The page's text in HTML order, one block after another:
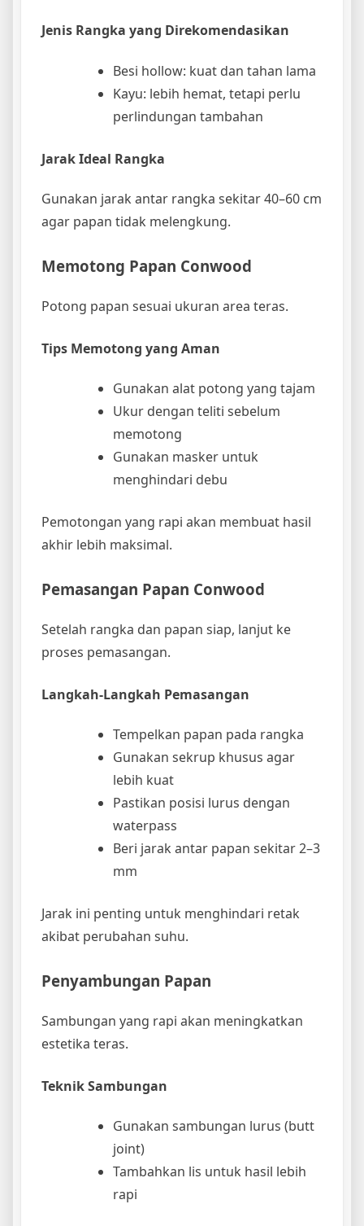
Jenis Rangka yang Direkomendasikan
Besi hollow: kuat dan tahan lama
Kayu: lebih hemat, tetapi perlu
perlindungan tambahan
Jarak Ideal Rangka
Gunakan jarak antar rangka sekitar 40–60 cm
agar papan tidak melengkung.
Memotong Papan Conwood
Potong papan sesuai ukuran area teras.
Tips Memotong yang Aman
Gunakan alat potong yang tajam
Ukur dengan teliti sebelum
memotong
Gunakan masker untuk
menghindari debu
Pemotongan yang rapi akan membuat hasil
akhir lebih maksimal.
Pemasangan Papan Conwood
Setelah rangka dan papan siap, lanjut ke
proses pemasangan.
Langkah-Langkah Pemasangan
Tempelkan papan pada rangka
Gunakan sekrup khusus agar
lebih kuat
Pastikan posisi lurus dengan
waterpass
Beri jarak antar papan sekitar 2–3
mm
Jarak ini penting untuk menghindari retak
akibat perubahan suhu.
Penyambungan Papan
Sambungan yang rapi akan meningkatkan
estetika teras.
Teknik Sambungan
Gunakan sambungan lurus (butt
joint)
Tambahkan lis untuk hasil lebih
rapi